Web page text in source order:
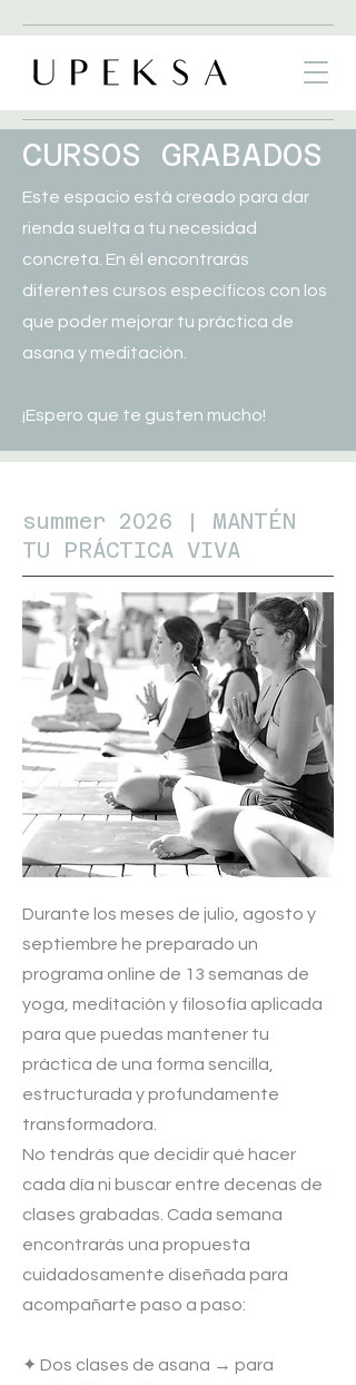
CURSOS GRABADOS
Este espacio está creado para dar
rienda suelta a tu necesidad
concreta. En él encontrarás
diferentes cursos específicos con los
que poder mejorar tu práctica de
asana y meditación.
¡Espero que te gusten mucho!
summer 2026 | MANTÉN
TU PRÁCTICA VIVA
Durante los meses de julio, agosto y
septiembre he preparado un
programa online de 13 semanas de
yoga, meditación y filosofía aplicada
para que puedas mantener tu
práctica de una forma sencilla,
estructurada y profundamente
transformadora.
No tendrás que decidir qué hacer
cada día ni buscar entre decenas de
clases grabadas. Cada semana
encontrarás una propuesta
cuidadosamente diseñada para
acompañarte paso a paso:
✦ Dos clases de asana → para